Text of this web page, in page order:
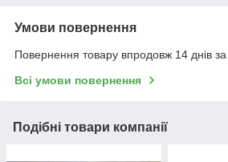
Умови повернення
Повернення товару впродовж 14 днів
Всі умови повернення
Подібні товари компанії